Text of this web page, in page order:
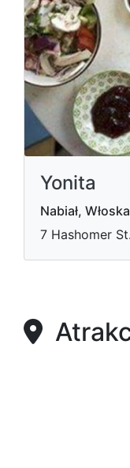
Yonita
Nabiał, Włoska
7 Hashomer